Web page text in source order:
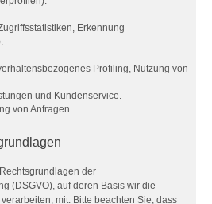
Erkennung
Profiling, Nutzung von
und Kundenservice.
von Anfragen.
der
(DSGVO), auf deren Basis wir die
mit. Bitte beachten Sie, dass